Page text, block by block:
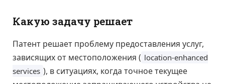
Какую задачу решает
Патент решает проблему предоставления услуг,
зависящих от местоположения ( location-enhanced
services ), в ситуациях, когда точное текущее